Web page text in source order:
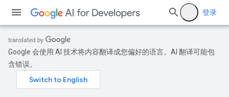
登录
Google 会使用 AI 技术将内容翻译成您偏好的语言。AI 翻译可能包
含错误。